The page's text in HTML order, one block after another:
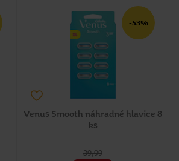
-53%
Venus Smooth náhradné hlavice 8
ks
39,99